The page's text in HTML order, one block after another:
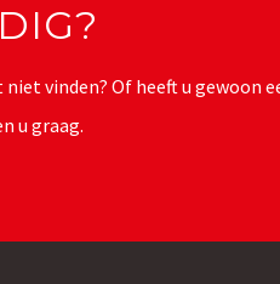
vinden? Of heeft u gewoon
u graag.